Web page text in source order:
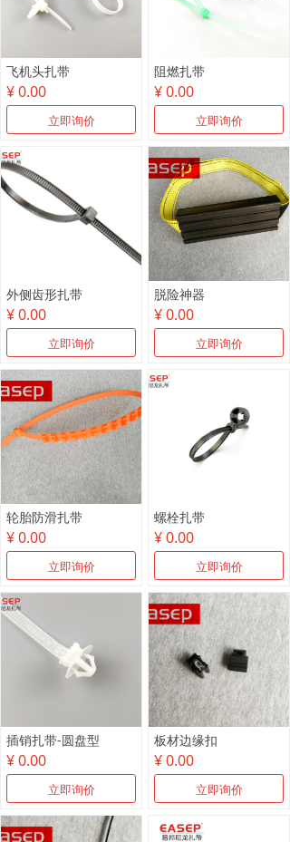
飞机头扎带
¥ 0.00
立即询价
阻燃扎带
¥ 0.00
立即询价
外侧齿形扎带
¥ 0.00
立即询价
脱险神器
¥ 0.00
立即询价
轮胎防滑扎带
¥ 0.00
立即询价
螺栓扎带
¥ 0.00
立即询价
插销扎带-圆盘型
¥ 0.00
立即询价
板材边缘扣
¥ 0.00
立即询价